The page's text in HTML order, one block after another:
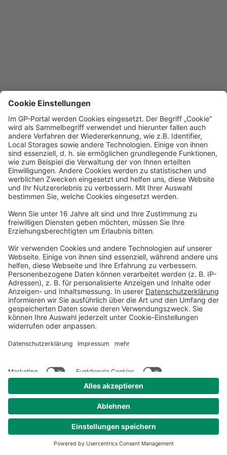
nicht geladen
werden
Mögliche Gründe könnten sein:
Sie nutzen einen veralteten
Browser. Bitte aktualisieren Sie
Ihren Browser oder wechseln
Sie auf Chrome, Firefox oder
Edge.
Es liegen
Verbindungsprobleme vor.
Bitte vergewissern Sie sich,
dass Sie eine stabile
Internetverbindung haben.